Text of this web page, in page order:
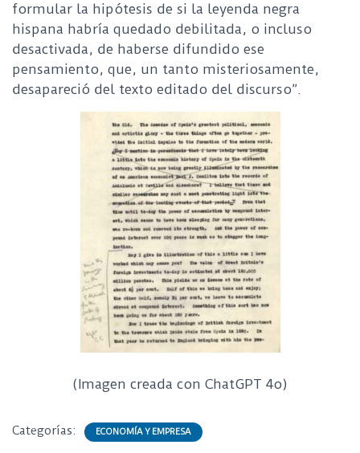
formular la hipótesis de si la leyenda negra
hispana habría quedado debilitada, o incluso
desactivada, de haberse difundido ese
pensamiento, que, un tanto misteriosamente,
desapareció del texto editado del discurso”.
(Imagen creada con ChatGPT 4o)
Categorías: ECONOMÍA Y EMPRESA